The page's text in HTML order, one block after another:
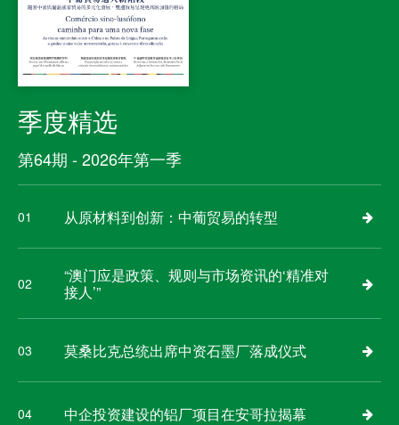
季度精选
第64期 - 2026年第一季
01 从原材料到创新：中葡贸易的转型
02
“澳门应是政策、规则与市场资讯的‘精准对
接人’”
03 莫桑比克总统出席中资石墨厂落成仪式
04 中企投资建设的铝厂项目在安哥拉揭幕